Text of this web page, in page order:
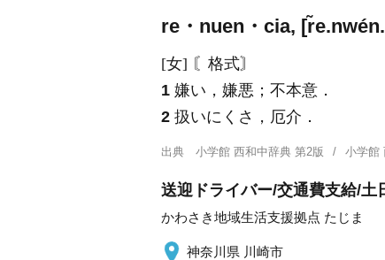
re・nuen・cia,
[女] 〘格式〙
1 嫌い，嫌悪；不本意．
2 扱いにくさ，厄介．
出典 小学館 西和中辞典 第2版 小学館
送迎ドライバー/交通費支給/
かわさき地域生活支援拠点 たじま
神奈川県 川崎市